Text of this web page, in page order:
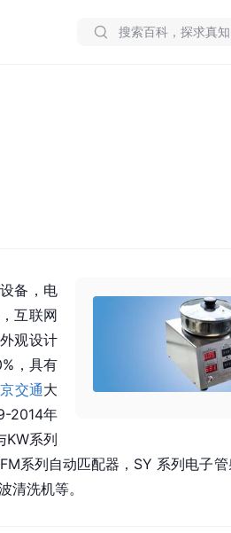
备，电
互联网
观设计
，具有
交通大
2014年
KW系列
系列自动匹配器，SY 系列电子
洗机等。